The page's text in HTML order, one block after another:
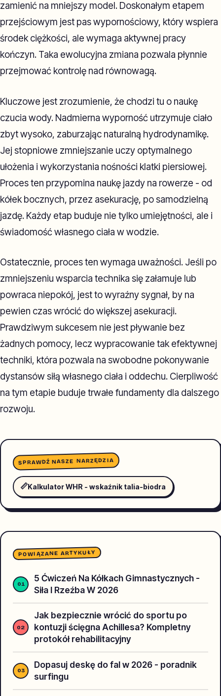
zamienić na mniejszy model. Doskonałym etapem
przejściowym jest pas wypornościowy, który wspiera
środek ciężkości, ale wymaga aktywnej pracy
kończyn. Taka ewolucyjna zmiana pozwala płynnie
przejmować kontrolę nad równowagą.
Kluczowe jest zrozumienie, że chodzi tu o naukę
czucia wody. Nadmierna wyporność utrzymuje ciało
zbyt wysoko, zaburzając naturalną hydrodynamikę.
Jej stopniowe zmniejszanie uczy optymalnego
ułożenia i wykorzystania nośności klatki piersiowej.
Proces ten przypomina naukę jazdy na rowerze - od
kółek bocznych, przez asekurację, po samodzielną
jazdę. Każdy etap buduje nie tylko umiejętności, ale i
świadomość własnego ciała w wodzie.
Ostatecznie, proces ten wymaga uważności. Jeśli po
zmniejszeniu wsparcia technika się załamuje lub
powraca niepokój, jest to wyraźny sygnał, by na
pewien czas wrócić do większej asekuracji.
Prawdziwym sukcesem nie jest pływanie bez
żadnych pomocy, lecz wypracowanie tak efektywnej
techniki, która pozwala na swobodne pokonywanie
dystansów siłą własnego ciała i oddechu. Cierpliwość
na tym etapie buduje trwałe fundamenty dla dalszego
rozwoju.
SPRAWDŹ NASZE NARZĘDZIA
📏Kalkulator WHR - wskaźnik talia-biodra
POWIĄZANE ARTYKUŁY
5 Ćwiczeń Na Kółkach Gimnastycznych -
Siła I Rzeźba W 2026
Jak bezpiecznie wrócić do sportu po
kontuzji ścięgna Achillesa? Kompletny
protokół rehabilitacyjny
Dopasuj deskę do fal w 2026 - poradnik
surfingu